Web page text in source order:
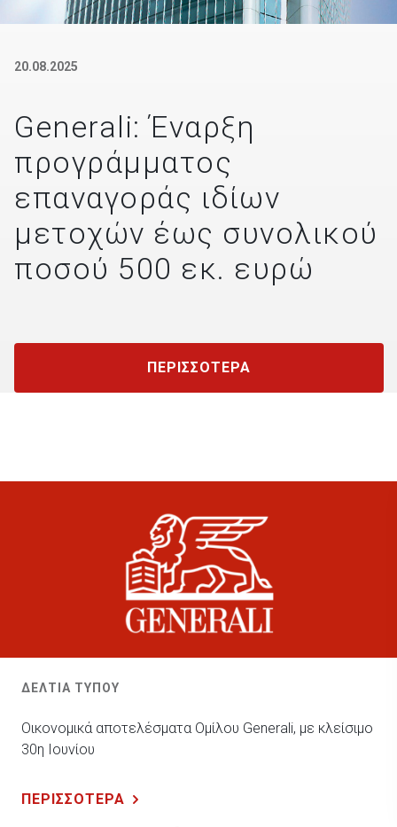
20.08.2025
Generali: Έναρξη
προγράμματος
επαναγοράς ιδίων
μετοχών έως συνολικού
ποσού 500 εκ. ευρώ
ΠΕΡΙΣΣΟΤΕΡΑ
ΔΕΛΤΙΑ ΤΥΠΟΥ
Οικονομικά αποτελέσματα Ομίλου Generali, με κλείσιμο
30η Ιουνίου
ΠΕΡΙΣΣΟΤΕΡΑ